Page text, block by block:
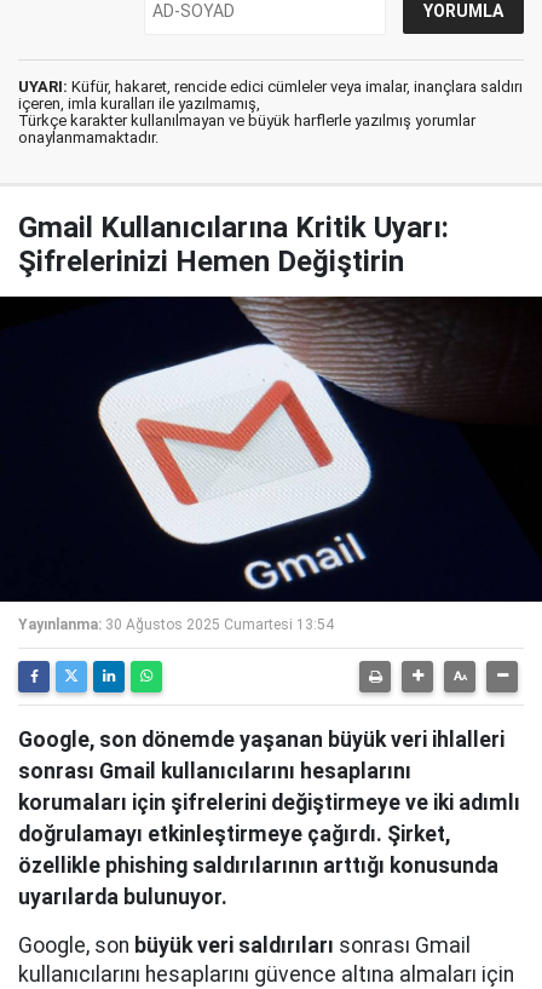
UYARI: Küfür, hakaret, rencide edici cümleler veya imalar, inançlara saldırı
içeren, imla kuralları ile yazılmamış,
Türkçe karakter kullanılmayan ve büyük harflerle yazılmış yorumlar
onaylanmamaktadır.
Gmail Kullanıcılarına Kritik Uyarı:
Şifrelerinizi Hemen Değiştirin
Yayınlanma: 30 Ağustos 2025 Cumartesi 13:54
Google, son dönemde yaşanan büyük veri ihlalleri
sonrası Gmail kullanıcılarını hesaplarını
korumaları için şifrelerini değiştirmeye ve iki adımlı
doğrulamayı etkinleştirmeye çağırdı. Şirket,
özellikle phishing saldırılarının arttığı konusunda
uyarılarda bulunuyor.
Google, son büyük veri saldırıları sonrası Gmail
kullanıcılarını hesaplarını güvence altına almaları için